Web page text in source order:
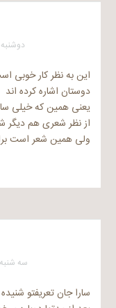
دوشنبه ۲۶ آذر ۱۳۸۶ در ۷:۴۴ بعد از ظهر
این به نظر کار
دوستان اشاره کرده اند
یعنی همین که خیلی
از نظر شعری هم دیگر
ولی همین شعر است
سه شنبه ۲۷ آذر ۱۳۸۶ در ۰:۵۵ قبل از ظهر
سارا جان تعریفتو